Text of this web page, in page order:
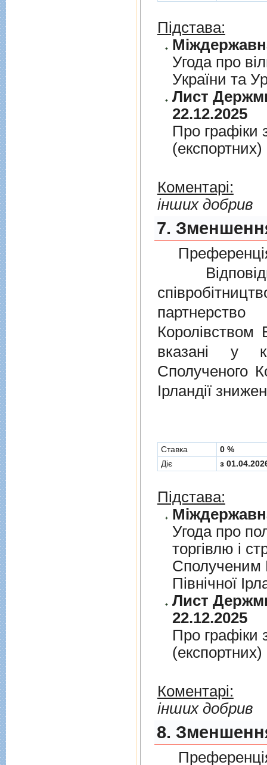
Підстава:
Угода про
України та
Лист
22.12.2025
Про графiки
Коментарі:
інших добрив
7.
Королівством
вказані у
Сполученого
Ірландії
Cтавка
0 %
Діє
з
Підстава:
Угода про
торгiвлю i
Сполученим
Пiвнiчної
Лист
22.12.2025
Про графiки
Коментарі:
інших добрив
8.